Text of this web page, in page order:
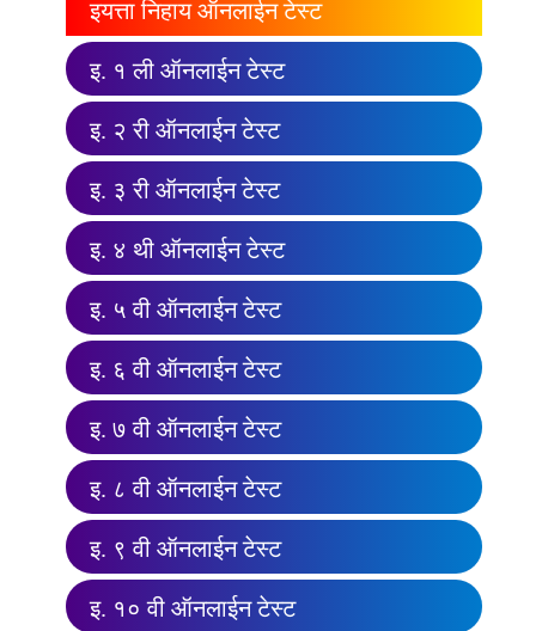
इयत्ता निहाय ऑनलाईन टेस्ट
इ. १ ली ऑनलाईन टेस्ट
इ. २ री ऑनलाईन टेस्ट
इ. ३ री ऑनलाईन टेस्ट
इ. ४ थी ऑनलाईन टेस्ट
इ. ५ वी ऑनलाईन टेस्ट
इ. ६ वी ऑनलाईन टेस्ट
इ. ७ वी ऑनलाईन टेस्ट
इ. ८ वी ऑनलाईन टेस्ट
इ. ९ वी ऑनलाईन टेस्ट
इ. १० वी ऑनलाईन टेस्ट